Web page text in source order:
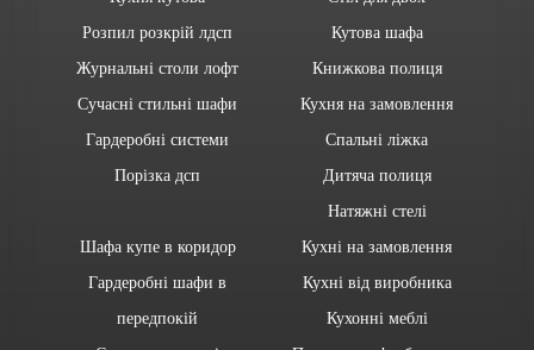
Розпил розкрій лдсп
Журнальні столи лофт
Сучасні стильні шафи
Гардеробні системи
Порізка дсп
Кутова шафа
Книжкова полиця
Кухня на замовлення
Спальні ліжка
Дитяча полиця
Натяжні стелі
Шафа купе в коридор
Гардеробні шафи в
передпокій
Кухні на замовлення
Кухні від виробника
Кухонні меблі